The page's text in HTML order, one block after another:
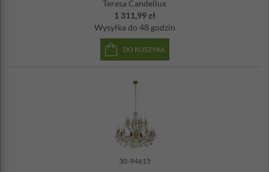
Teresa Candellux
1 311,99 zł
Wysyłka do 48 godzin
DO KOSZYKA
30-94615